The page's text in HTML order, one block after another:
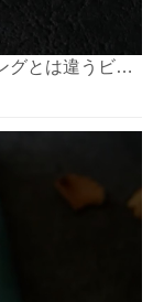
まるで木製のような風貌。革のエイジングとは違うビンテージ感が味。⁡